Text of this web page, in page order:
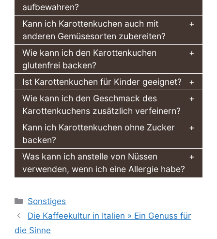
aufbewahren?
Kann ich Karottenkuchen auch mit
anderen Gemüsesorten zubereiten?
Wie kann ich den Karottenkuchen
glutenfrei backen?
Ist Karottenkuchen für Kinder geeignet?
Wie kann ich den Geschmack des
Karottenkuchens zusätzlich verfeinern?
Kann ich Karottenkuchen ohne Zucker
backen?
Was kann ich anstelle von Nüssen
verwenden, wenn ich eine Allergie habe?
Kategorien
Sonstiges
Die Kaffeekultur in Italien » Ein Genuss für
die Sinne